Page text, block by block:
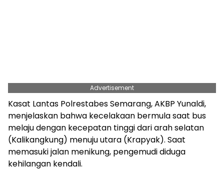
Advertisement
Kasat Lantas Polrestabes Semarang, AKBP Yunaldi,
menjelaskan bahwa kecelakaan bermula saat bus
melaju dengan kecepatan tinggi dari arah selatan
(Kalikangkung) menuju utara (Krapyak). Saat
memasuki jalan menikung, pengemudi diduga
kehilangan kendali.